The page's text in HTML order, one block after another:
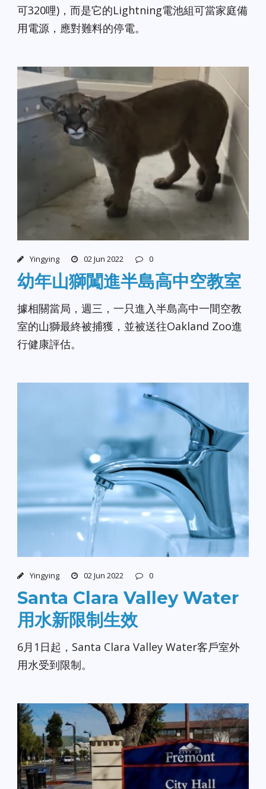
可320哩)，而是它的Lightning電池組可當家庭備
用電源，應對難料的停電。
Yingying 02 Jun 2022 0
幼年山獅闖進半島高中空教室
據相關當局，週三，一只進入半島高中一間空教
室的山獅最終被捕獲，並被送往Oakland Zoo進
行健康評估。
Yingying 02 Jun 2022 0
Santa Clara Valley Water
用水新限制生效
6月1日起，Santa Clara Valley Water客戶室外
用水受到限制。